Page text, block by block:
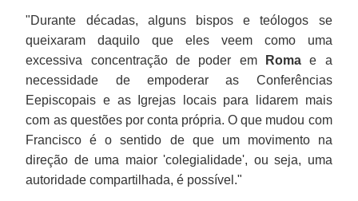
"Durante décadas, alguns bispos e teólogos se
queixaram daquilo que eles veem como uma
excessiva concentração de poder em
Romae a
necessidade de empoderar as Conferências
Eepiscopais e as Igrejas locais para lidarem mais
com as questões por conta própria. O que mudou com
Francisco é o sentido de que um movimento na
direção de uma maior 'colegialidade', ou seja, uma
autoridade compartilhada, é possível."